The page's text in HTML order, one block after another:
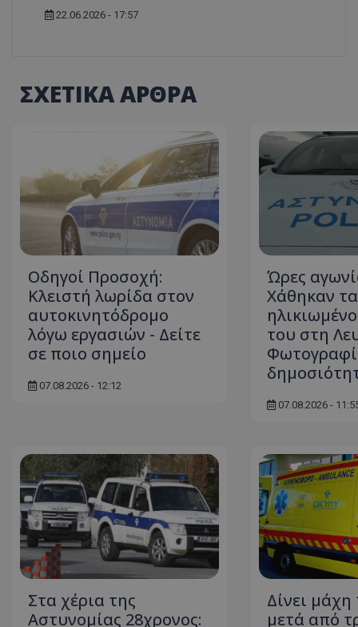
22.06.2026 - 17:57
ΣΧΕΤΙΚΑ ΑΡΘΡΑ
Οδηγοί Προσοχή:
Κλειστή λωρίδα στον
αυτοκινητόδρομο
λόγω εργασιών - Δείτε
σε ποιο σημείο
07.08.2026 - 12:12
Ώρες
Χάθηκαν
του στη
07.08.2026 -
Στα χέρια της
Αστυνομίας 28χρονος:
Δίνει μάχη
μετά από
__cf_bm